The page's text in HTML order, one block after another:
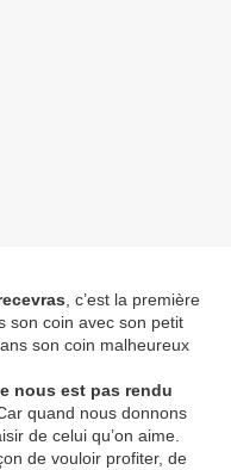
, c’est la première
son coin avec son petit
son coin malheureux
nous est pas rendu
quand nous donnons
de celui qu’on aime.
de vouloir profiter, de